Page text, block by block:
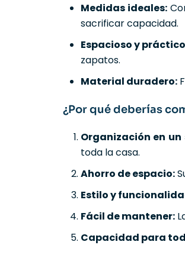
Medidas ideales:
sacrificar capacidad.
Espacioso y
zapatos.
Material duradero:
¿Por qué deberías
Organización en
toda la casa.
Ahorro de espacio:
Estilo y
Fácil de mantener:
Capacidad para